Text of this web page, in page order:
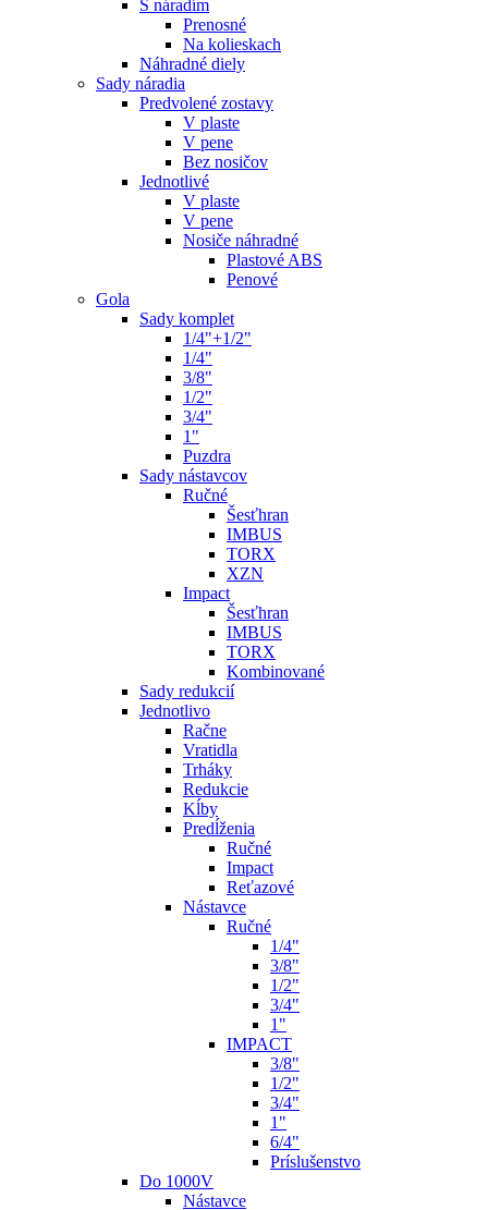
S náradím
Prenosné
Na kolieskach
Náhradné diely
Sady náradia
Predvolené zostavy
V plaste
V pene
Bez nosičov
Jednotlivé
V plaste
V pene
Nosiče náhradné
Plastové ABS
Penové
Gola
Sady komplet
1/4"+1/2"
1/4"
3/8"
1/2"
3/4"
1"
Puzdra
Sady nástavcov
Ručné
Šesťhran
IMBUS
TORX
XZN
Impact
Šesťhran
IMBUS
TORX
Kombinované
Sady redukcií
Jednotlivo
Račne
Vratidla
Trháky
Redukcie
Kĺby
Predĺženia
Ručné
Impact
Reťazové
Nástavce
Ručné
1/4"
3/8"
1/2"
3/4"
1"
IMPACT
3/8"
1/2"
3/4"
1"
6/4"
Príslušenstvo
Do 1000V
Nástavce